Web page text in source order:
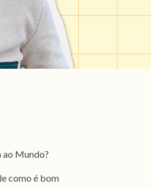
ao Mundo?
como é bom